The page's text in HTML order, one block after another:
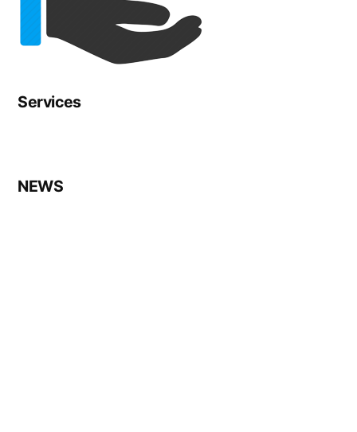
Services
NEWS